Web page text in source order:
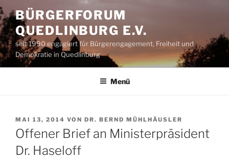
Zum
Inhalt
springen
BÜRGERFORUM
QUEDLINBURG E.V.
seit 1990 engagiert für Bürgerengagement, Freiheit und
Demokratie in Quedlinburg
Menü
VERÖFFENTLICHT
AM
MAI 13, 2014 VON DR. BERND MÜHLHÄUSLER
Offener Brief an Ministerpräsident
Dr. Haseloff